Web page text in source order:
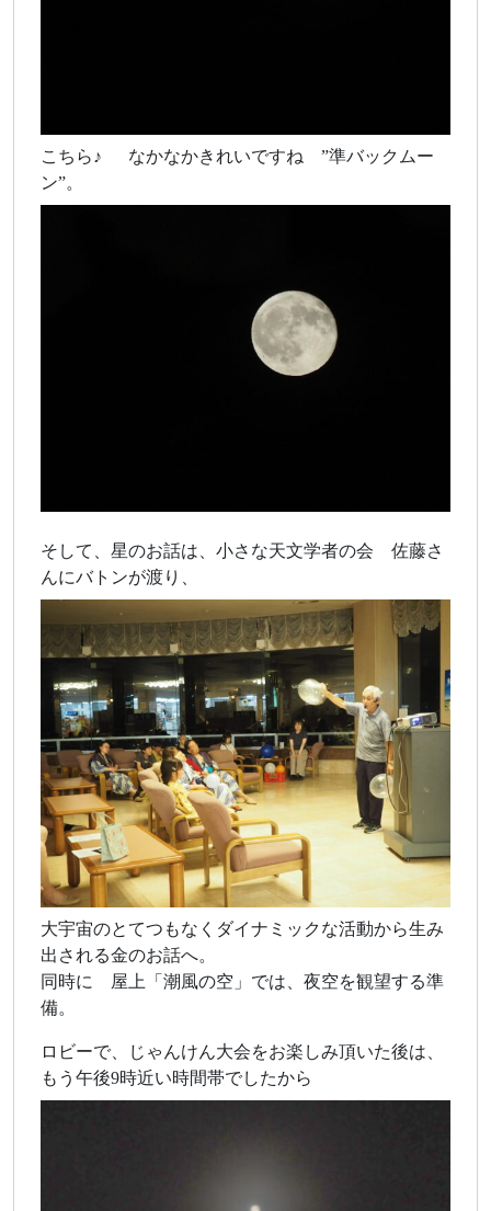
こちら♪ なかなかきれいですね ”準バックムー
ン”。
そして、星のお話は、小さな天文学者の会 佐藤さ
んにバトンが渡り、
大宇宙のとてつもなくダイナミックな活動から生み
出される金のお話へ。
同時に 屋上「潮風の空」では、夜空を観望する準
備。
ロビーで、じゃんけん大会をお楽しみ頂いた後は、
もう午後9時近い時間帯でしたから